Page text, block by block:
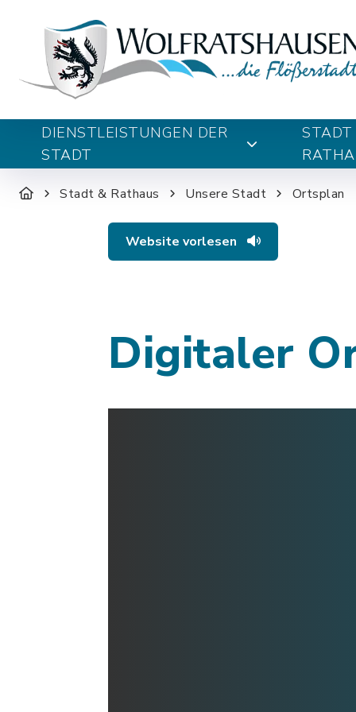
DIENSTLEISTUNGEN DER
STADT
STADT
Stadt & Rathaus Unsere Stadt Ortsplan
Website vorlesen
Digitaler